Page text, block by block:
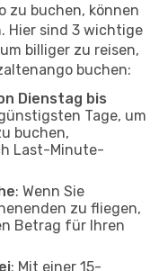
zu buchen, können
Hier sind 3 wichtige
billiger zu reisen,
buchen:
Dienstag bis
Tage, um
buchen,
Last-Minute-
: Wenn Sie
zu fliegen,
Betrag für Ihren
: Mit einer 15-